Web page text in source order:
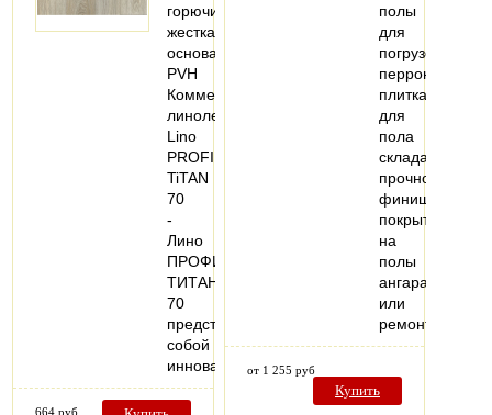
горючий,
жесткая
основа
PVH
Коммерческий
линолеум
Lino
PROFI
TiTAN
70
-
Лино
ПРОФИ
ТИТАН
70
представляет
собой
инновационное…
664 руб
полы
для
погрузочных
перронов,
плитка
для
пола
склада,
прочное
финишное
покрытие
на
полы
ангара
или
ремонтной…
от 1 255 руб
Купить